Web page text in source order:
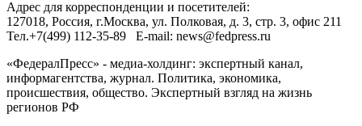
Адрес для корреспонденции и посетителей:
127018, Россия, г.Москва, ул. Полковая, д. 3, стр. 3, офис 211
Тел.+7(499) 112-35-89 E-mail: news@fedpress.ru
«ФедералПресс» - медиа-холдинг: экспертный канал,
информагентства, журнал. Политика, экономика,
происшествия, общество. Экспертный взгляд на жизнь
регионов РФ